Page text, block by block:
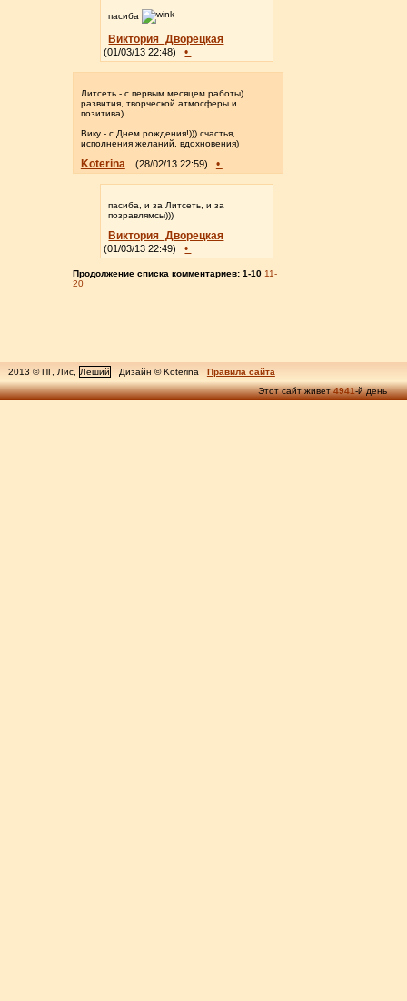
пасиба
Виктория_Дворецкая
(01/03/13 22:48) •
Литсеть - с первым месяцем работы)
развития, творческой атмосферы и
позитива)
Вику - с Днем рождения!))) счастья,
исполнения желаний, вдохновения)
Koterina (28/02/13 22:59) •
пасиба, и за Литсеть, и за
позравлямсы)))
Виктория_Дворецкая
(01/03/13 22:49) •
Продолжение списка комментариев: 1-10 11-
20
2013 © ПГ, Лис, Леший Дизайн © Koterina
Правила сайта
Этот сайт живет4941-й день